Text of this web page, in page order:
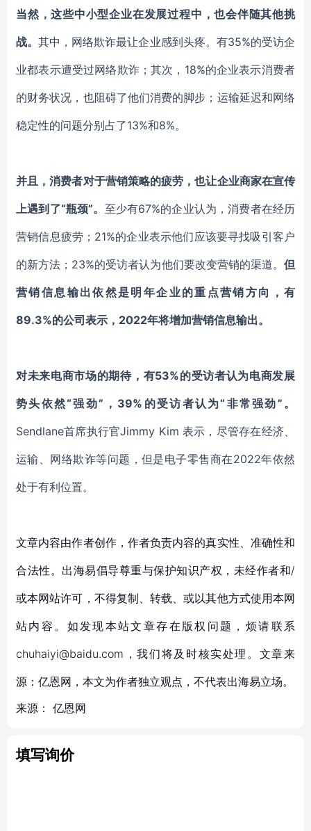
当然，这些中小型企业在发展过程中，也会伴随其他挑
战。其中，网络欺诈最让企业感到头疼。有35%的受访企
业都表示遭受过网络欺诈；其次，18%的企业表示消费者
的财务状况，也阻碍了他们消费的脚步；运输延迟和网络
稳定性的问题分别占了13%和8%。
并且，消费者对于营销策略的疲劳，也让企业商家在宣传
上遇到了“瓶颈”。 至少有67%的企业认为，消费者在经历
营销信息疲劳；21%的企业表示他们应该要寻找吸引客户
的新方法；23%的受访者认为他们要改变营销的渠道。 但
营销信息输出依然是明年企业的重点营销方向，有
89.3%的公司表示，2022年将增加营销信息输出。
对未来电商市场的期待，有53%的受访者认为电商发展
势头依然“强劲”，39%的受访者认为“非常强劲”。
Sendlane首席执行官Jimmy Kim 表示，尽管存在经济、
运输、网络欺诈等问题，但是电子零售商在2022年依然
处于有利位置。
文章内容由作者创作，作者负责内容的真实性、准确性和
合法性。出海易倡导尊重与保护知识产权，未经作者和/
或本网站许可，不得复制、转载、或以其他方式使用本网
站内容。如发现本站文章存在版权问题，烦请联系
chuhaiyi@baidu.com，我们将及时核实处理。文章来
源：亿恩网，本文为作者独立观点，不代表出海易立场。
来源： 亿恩网
填写询价